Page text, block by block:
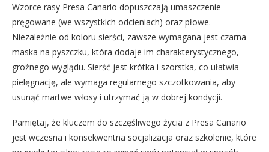
Wzorce rasy Presa Canario dopuszczają umaszczenie
pręgowane (we wszystkich odcieniach) oraz płowe.
Niezależnie od koloru sierści, zawsze wymagana jest czarna
maska na pyszczku, która dodaje im charakterystycznego,
groźnego wyglądu. Sierść jest krótka i szorstka, co ułatwia
pielęgnację, ale wymaga regularnego szczotkowania, aby
usunąć martwe włosy i utrzymać ją w dobrej kondycji.
Pamiętaj, że kluczem do szczęśliwego życia z Presa Canario
jest wczesna i konsekwentna socjalizacja oraz szkolenie, które